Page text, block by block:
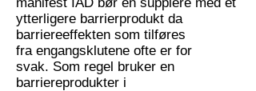
ytterligere barrierprodukt da
barriereeffekten som tilføres
fra engangsklutene ofte er for
svak. Som regel bruker en
barriereprodukter i